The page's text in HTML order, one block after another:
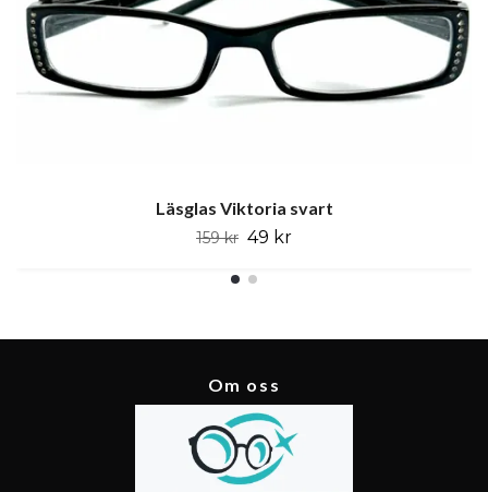
Läsglas Viktoria svart
159 kr 49 kr
Om oss